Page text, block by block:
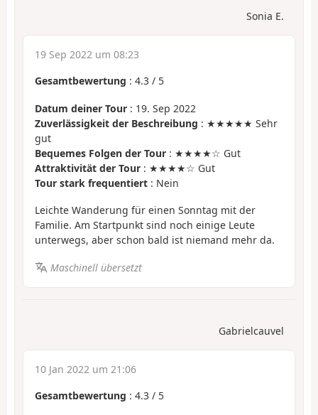
Sonia E.
19 Sep 2022 um 08:23
Gesamtbewertung : 4.3 / 5
Datum deiner Tour : 19. Sep 2022
Zuverlässigkeit der Beschreibung : ★★★★★ Sehr
gut
Bequemes Folgen der Tour : ★★★★☆ Gut
Attraktivität der Tour : ★★★★☆ Gut
Tour stark frequentiert : Nein
Leichte Wanderung für einen Sonntag mit der
Familie. Am Startpunkt sind noch einige Leute
unterwegs, aber schon bald ist niemand mehr da.
Maschinell übersetzt
Gabrielcauvel
10 Jan 2022 um 21:06
Gesamtbewertung : 4.3 / 5